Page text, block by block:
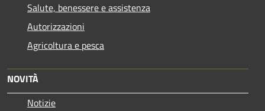
Salute, benessere e assistenza
Autorizzazioni
Agricoltura e pesca
NOVITÀ
Notizie